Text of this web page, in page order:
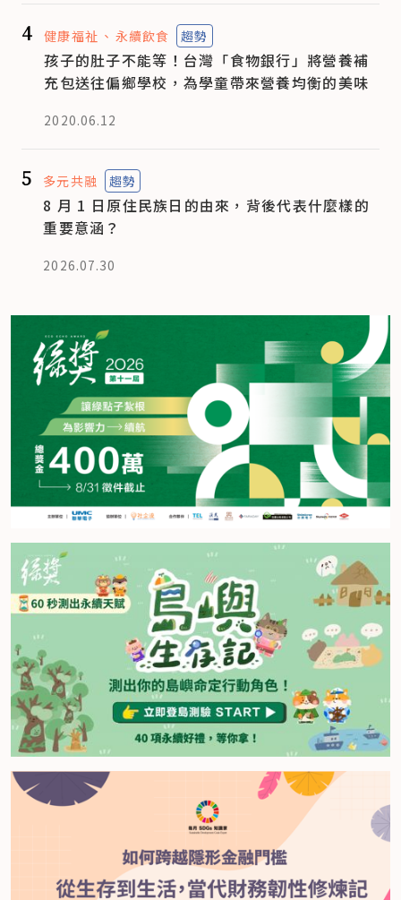
4 健康福祉 永續飲食 趨勢
孩子的肚子不能等！台灣「食物銀行」將營養補
充包送往偏鄉學校，為學童帶來營養均衡的美味
2020.06.12
5 多元共融 趨勢
8 月 1 日原住民族日的由來，背後代表什麼樣的
重要意涵？
2026.07.30